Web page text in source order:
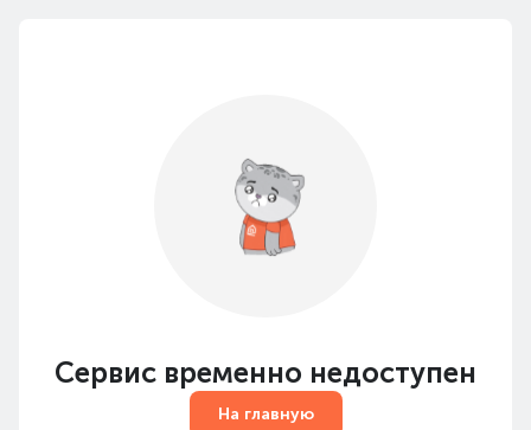
Сервис временно недоступен
На главную